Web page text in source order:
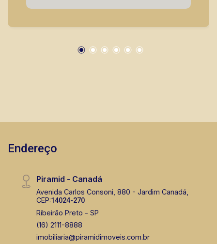
Preto.
Endereço
Piramid - Canadá
Avenida Carlos Consoni, 880 - Jardim Canadá,
CEP:14024-270
Ribeirão Preto - SP
(16) 2111-8888
imobiliaria@piramidimoveis.com.br